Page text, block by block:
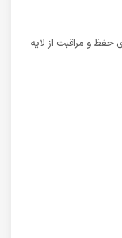
حفظ و مراقبت از لایه